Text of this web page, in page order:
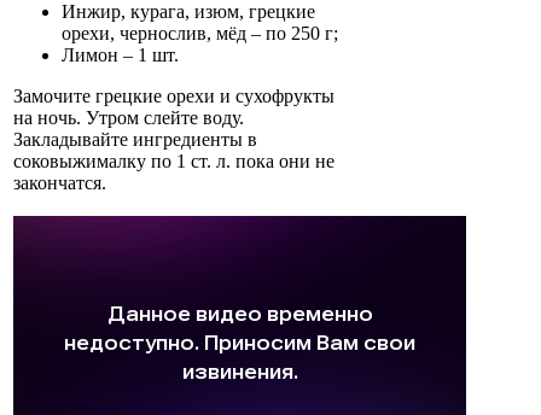
Инжир, курага, изюм, грецкие
орехи, чернослив, мёд – по 250 г;
Лимон – 1 шт.
Замочите грецкие орехи и сухофрукты
на ночь. Утром слейте воду.
Закладывайте ингредиенты в
соковыжималку по 1 ст. л. пока они не
закончатся.